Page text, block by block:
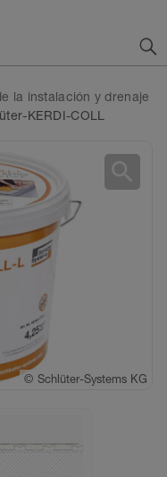
la instalación y drenaje
KERDI-COLL
© Schlüter-Systems KG
© Schlüter-Systems KG